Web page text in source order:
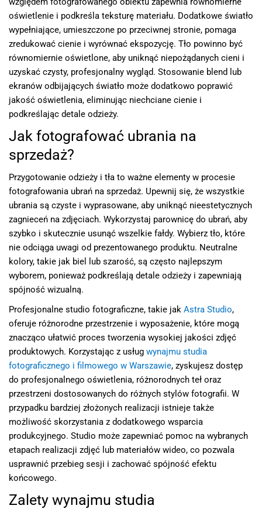
oświetlenie i podkreśla teksturę materiału. Dodatkowe światło
wypełniające, umieszczone po przeciwnej stronie, pomaga
zredukować cienie i wyrównać ekspozycję. Tło powinno być
równomiernie oświetlone, aby uniknąć niepożądanych cieni i
uzyskać czysty, profesjonalny wygląd. Stosowanie blend lub
ekranów odbijających światło może dodatkowo poprawić
jakość oświetlenia, eliminując niechciane cienie i
podkreślając detale odzieży.
Jak fotografować ubrania na
sprzedaż?
Przygotowanie odzieży i tła to ważne elementy w procesie
fotografowania ubrań na sprzedaż. Upewnij się, że wszystkie
ubrania są czyste i wyprasowane, aby uniknąć nieestetycznych
zagnieceń na zdjęciach. Wykorzystaj parownicę do ubrań, aby
szybko i skutecznie usunąć wszelkie fałdy. Wybierz tło, które
nie odciąga uwagi od prezentowanego produktu. Neutralne
kolory, takie jak biel lub szarość, są często najlepszym
wyborem, ponieważ podkreślają detale odzieży i zapewniają
spójność wizualną.
Profesjonalne studio fotograficzne, takie jak Astra Studio,
oferuje różnorodne przestrzenie i wyposażenie, które mogą
znacząco ułatwić proces tworzenia wysokiej jakości zdjęć
produktowych. Korzystając z usług wynajmu studia
fotograficznego i filmowego w Warszawie, zyskujesz dostęp
do profesjonalnego oświetlenia, różnorodnych teł oraz
przestrzeni dostosowanych do różnych stylów fotografii. W
przypadku bardziej złożonych realizacji istnieje także
możliwość skorzystania z dodatkowego wsparcia
produkcyjnego. Studio może zapewniać pomoc na wybranych
etapach realizacji zdjęć lub materiałów wideo, co pozwala
usprawnić przebieg sesji i zachować spójność efektu
końcowego.
Zalety wynajmu studia